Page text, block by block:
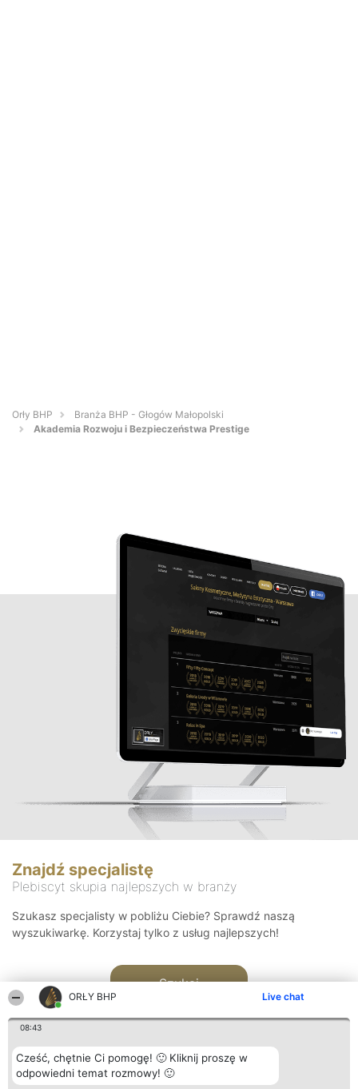
ORŁY BHP Live chat
08:43
Cześć, chętnie Ci pomogę! 🙂 Kliknij proszę w
odpowiedni temat rozmowy! 🙂
Orły BHP
Branża BHP - Głogów Małopolski
Akademia Rozwoju i Bezpieczeństwa Prestige
Znajdź specjalistę
Plebiscyt skupia najlepszych w branży
Szukasz specjalisty w pobliżu Ciebie? Sprawdź naszą
wyszukiwarkę. Korzystaj tylko z usług najlepszych!
Szukaj